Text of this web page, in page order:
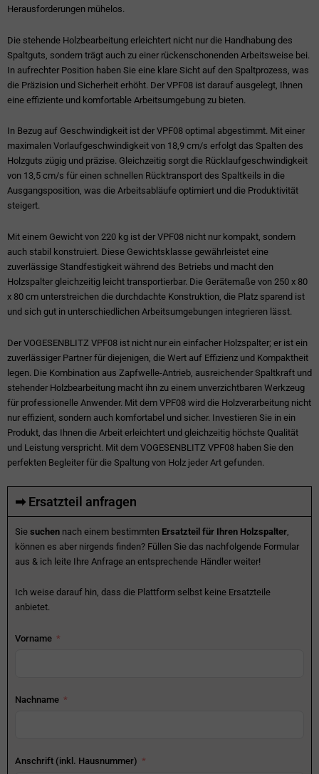
Herausforderungen mühelos.
Die stehende Holzbearbeitung erleichtert nicht nur die Handhabung des
Spaltguts, sondern trägt auch zu einer rückenschonenden Arbeitsweise bei.
In aufrechter Position haben Sie eine klare Sicht auf den Spaltprozess, was
die Präzision und Sicherheit erhöht. Der VPF08 ist darauf ausgelegt, Ihnen
eine effiziente und komfortable Arbeitsumgebung zu bieten.
In Bezug auf Geschwindigkeit ist der VPF08 optimal abgestimmt. Mit einer
maximalen Vorlaufgeschwindigkeit von 18,9 cm/s erfolgt das Spalten des
Holzguts zügig und präzise. Gleichzeitig sorgt die Rücklaufgeschwindigkeit
von 13,5 cm/s für einen schnellen Rücktransport des Spaltkeils in die
Ausgangsposition, was die Arbeitsabläufe optimiert und die Produktivität
steigert.
Mit einem Gewicht von 220 kg ist der VPF08 nicht nur kompakt, sondern
auch stabil konstruiert. Diese Gewichtsklasse gewährleistet eine
zuverlässige Standfestigkeit während des Betriebs und macht den
Holzspalter gleichzeitig leicht transportierbar. Die Gerätemaße von 250 x 80
x 80 cm unterstreichen die durchdachte Konstruktion, die Platz sparend ist
und sich gut in unterschiedlichen Arbeitsumgebungen integrieren lässt.
Der VOGESENBLITZ VPF08 ist nicht nur ein einfacher Holzspalter; er ist ein
zuverlässiger Partner für diejenigen, die Wert auf Effizienz und Kompaktheit
legen. Die Kombination aus Zapfwelle-Antrieb, ausreichender Spaltkraft und
stehender Holzbearbeitung macht ihn zu einem unverzichtbaren Werkzeug
für professionelle Anwender. Mit dem VPF08 wird die Holzverarbeitung nicht
nur effizient, sondern auch komfortabel und sicher. Investieren Sie in ein
Produkt, das Ihnen die Arbeit erleichtert und gleichzeitig höchste Qualität
und Leistung verspricht. Mit dem VOGESENBLITZ VPF08 haben Sie den
perfekten Begleiter für die Spaltung von Holz jeder Art gefunden.
➡ Ersatzteil anfragen
Sie suchen nach einem bestimmten Ersatzteil für Ihren Holzspalter
können es aber nirgends finden? Füllen Sie das nachfolgende Formular
aus & ich leite Ihre Anfrage an entsprechende Händler weiter!
Ich weise darauf hin, dass die Plattform selbst keine Ersatzteile
anbietet.
Vorname
Nachname
Anschrift (inkl. Hausnummer)